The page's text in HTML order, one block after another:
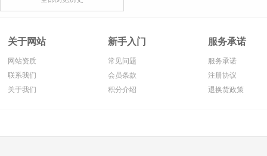
头
C245 带锥形圆柱碳化钨
车针 瑞士JOTA原装进口
关于网站
网站资质
联系我们
关于我们
新手入门
常见问题
会员条款
积分介绍
服务承诺
服务承诺
注册协议
退换货政策